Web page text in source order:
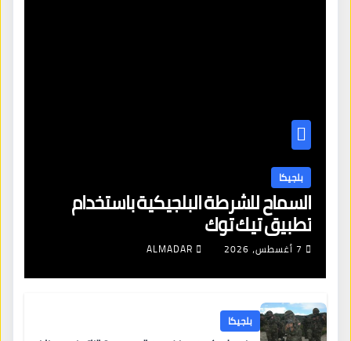
بلجيكا
السماح للشرطة البلجيكية باستخدام
تطبيق تيك توك
7 أغسطس، 2026 ALMADAR
بلجيكا